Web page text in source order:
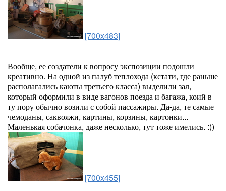
[700x483]
Вообще, ее создатели к вопросу экспозиции подошли
креативно. На одной из палуб теплохода (кстати, где раньше
располагались каюты третьего класса) выделили зал,
который оформили в виде вагонов поезда и багажа, коий в
ту пору обычно возили с собой пассажиры. Да-да, те самые
чемоданы, саквояжи, картины, корзины, картонки...
Маленькая собачонка, даже несколько, тут тоже имелись. :))
[700x455]